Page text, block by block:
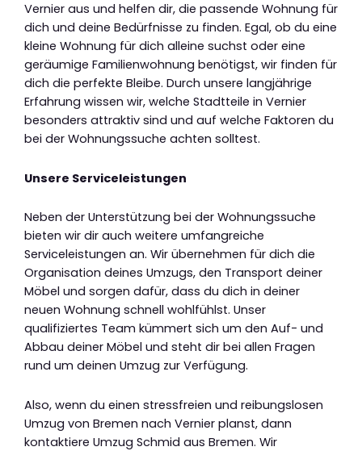
Vernier aus und helfen dir, die passende Wohnung für
dich und deine Bedürfnisse zu finden. Egal, ob du eine
kleine Wohnung für dich alleine suchst oder eine
geräumige Familienwohnung benötigst, wir finden für
dich die perfekte Bleibe. Durch unsere langjährige
Erfahrung wissen wir, welche Stadtteile in Vernier
besonders attraktiv sind und auf welche Faktoren du
bei der Wohnungssuche achten solltest.
Unsere Serviceleistungen
Neben der Unterstützung bei der Wohnungssuche
bieten wir dir auch weitere umfangreiche
Serviceleistungen an. Wir übernehmen für dich die
Organisation deines Umzugs, den Transport deiner
Möbel und sorgen dafür, dass du dich in deiner
neuen Wohnung schnell wohlfühlst. Unser
qualifiziertes Team kümmert sich um den Auf- und
Abbau deiner Möbel und steht dir bei allen Fragen
rund um deinen Umzug zur Verfügung.
Also, wenn du einen stressfreien und reibungslosen
Umzug von Bremen nach Vernier planst, dann
kontaktiere Umzug Schmid aus Bremen. Wir